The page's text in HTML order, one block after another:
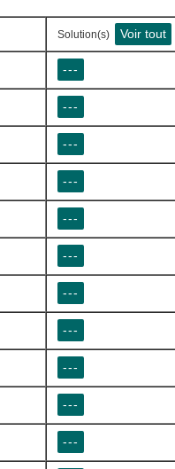
Solution(s) Voir tout
---
---
---
---
---
---
---
---
---
---
---